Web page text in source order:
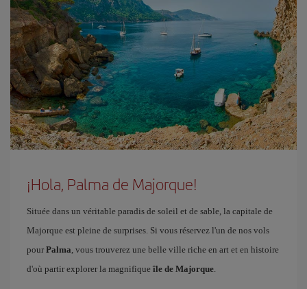
¡Hola, Palma de Majorque!
Située dans un véritable paradis de soleil et de sable, la capitale de
Majorque est pleine de surprises. Si vous réservez l'un de nos vols
pour Palma, vous trouverez une belle ville riche en art et en histoire
d'où partir explorer la magnifique île de Majorque.